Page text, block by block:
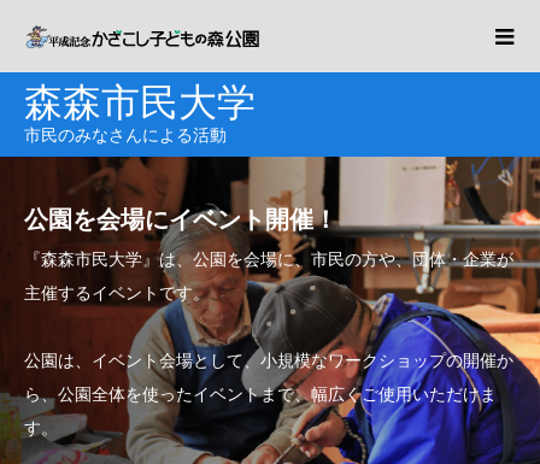
森森市民大学
市民のみなさんによる活動
公園を会場にイベント開催！
『森森市民大学』は、公園を会場に、市民の方や、団体・企業が
主催するイベントです。
公園は、イベント会場として、小規模なワークショップの開催か
ら、公園全体を使ったイベントまで、幅広くご使用いただけま
す。